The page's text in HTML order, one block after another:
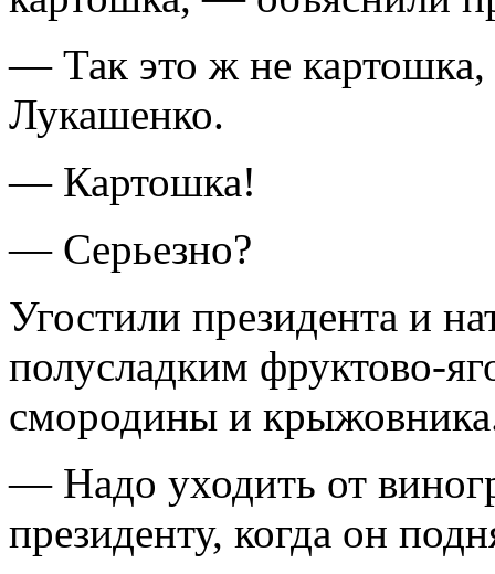
— Так это ж не картошка,
Лукашенко.
— Картошка!
— Серьезно?
Угостили президента и
полусладким фруктово-
смородины и
— Надо уходить от
президенту, когда он